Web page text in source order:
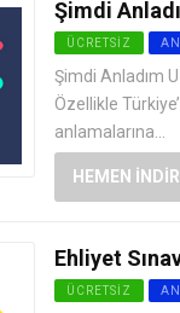
Şimdi
ÜCRETSIZ
Şimdi Anladım
Özellikle
anlamalarına...
HEMEN İNDIR
Ehliyet
ÜCRETSIZ